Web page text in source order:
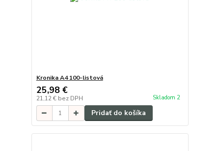
Kronika A4 100-listová
25,98 €
21,12 € bez DPH Skladom 2
Pridať do košíka